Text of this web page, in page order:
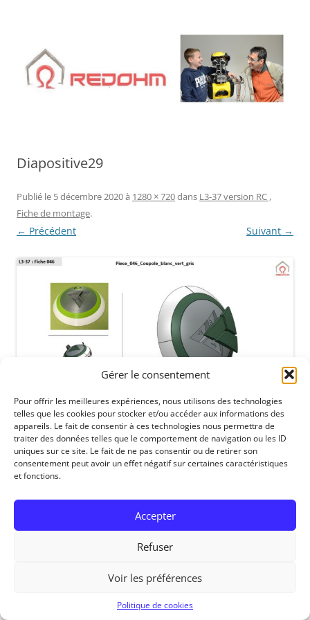
Gérer le consentement
Pour offrir les meilleures expériences, nous utilisons des technologies
telles que les cookies pour stocker et/ou accéder aux informations des
appareils. Le fait de consentir à ces technologies nous permettra de
traiter des données telles que le comportement de navigation ou les ID
uniques sur ce site. Le fait de ne pas consentir ou de retirer son
consentement peut avoir un effet négatif sur certaines caractéristiques
et fonctions.
Accepter
Refuser
Voir les préférences
Politique de cookies
Diapositive29
Publié le 5 décembre 2020à 1280 × 720dans L3-37 version RC ,
Fiche de montage.
← Précédent Suivant →